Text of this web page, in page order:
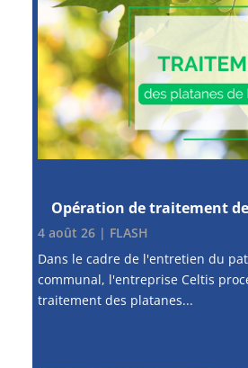
Opération de traitement
4 août 26| FLASH
Dans le cadre de l'entretien du
communal, l'entreprise Celtis
traitement des platanes...